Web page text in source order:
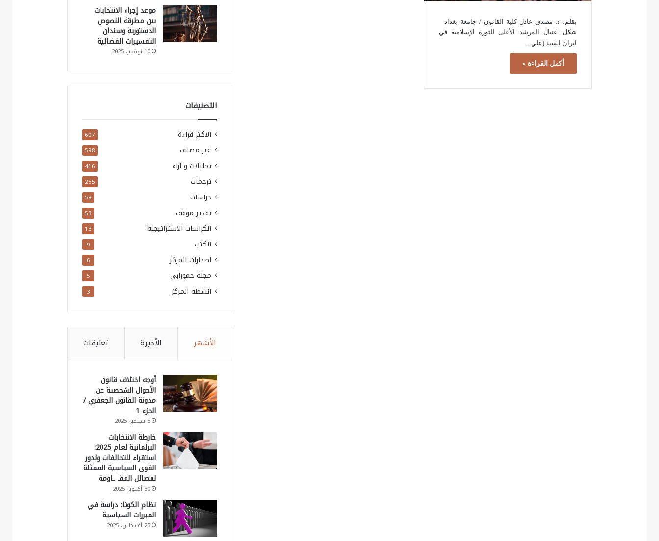
بقلم: د. مصدق عادل كلية القانون / جامعة بغداد
شكل اغتيال المرشد الأعلى للثورة الإسلامية في
ايران السيد (علي…
أكمل القراءة »
موعد إجراء الانتخابات
بين مطرقة النصوص
الدستورية وسندان
التفسيرات القضائية
10 نوفمبر، 2025
التصنيفات
الاكثر قراءة 607
غير مصنف 598
تحليلات و آراء 416
ترجمات 255
دراسات 58
تقدير موقف 53
الكراسات الاستراتيجية 13
الكتب 9
اصدارات المركز 6
مجلة حمورابي 5
انشطة المركز 3
الأشهر الأخيرة تعليقات
أوجه اختلاف قانون
الأحوال الشخصية عن
مدونة القانون الجعفري /
الجزء 1
5 سبتمبر، 2025
خارطة الانتخابات
البرلمانية لعام 2025:
استقراء للتحالفات ولدور
القوى السياسية الممثلة
لفصائل المقـ ـاومة
30 أكتوبر، 2025
نظام الكوتا: دراسة في
المبررات السياسية
25 أغسطس، 2025